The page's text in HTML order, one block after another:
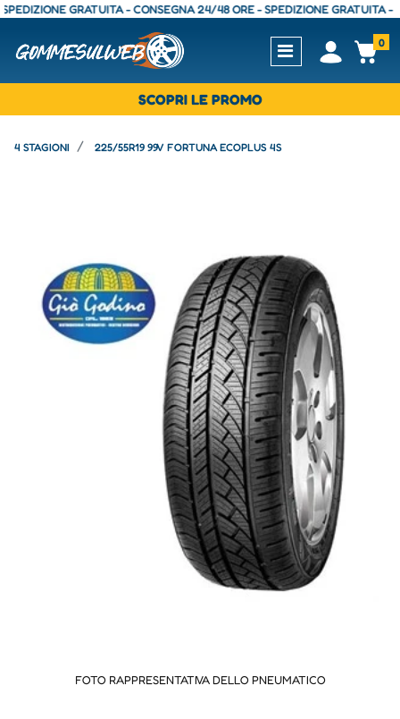
GRATUITA - CONSEGNA 24/48 ORE - SPEDIZIONE GRATUITA -
Open0
SCOPRI LE PROMO
4 STAGIONI 225/55R19 99V FORTUNA ECOPLUS 4S
FOTO RAPPRESENTATIVA DELLO PNEUMATICO